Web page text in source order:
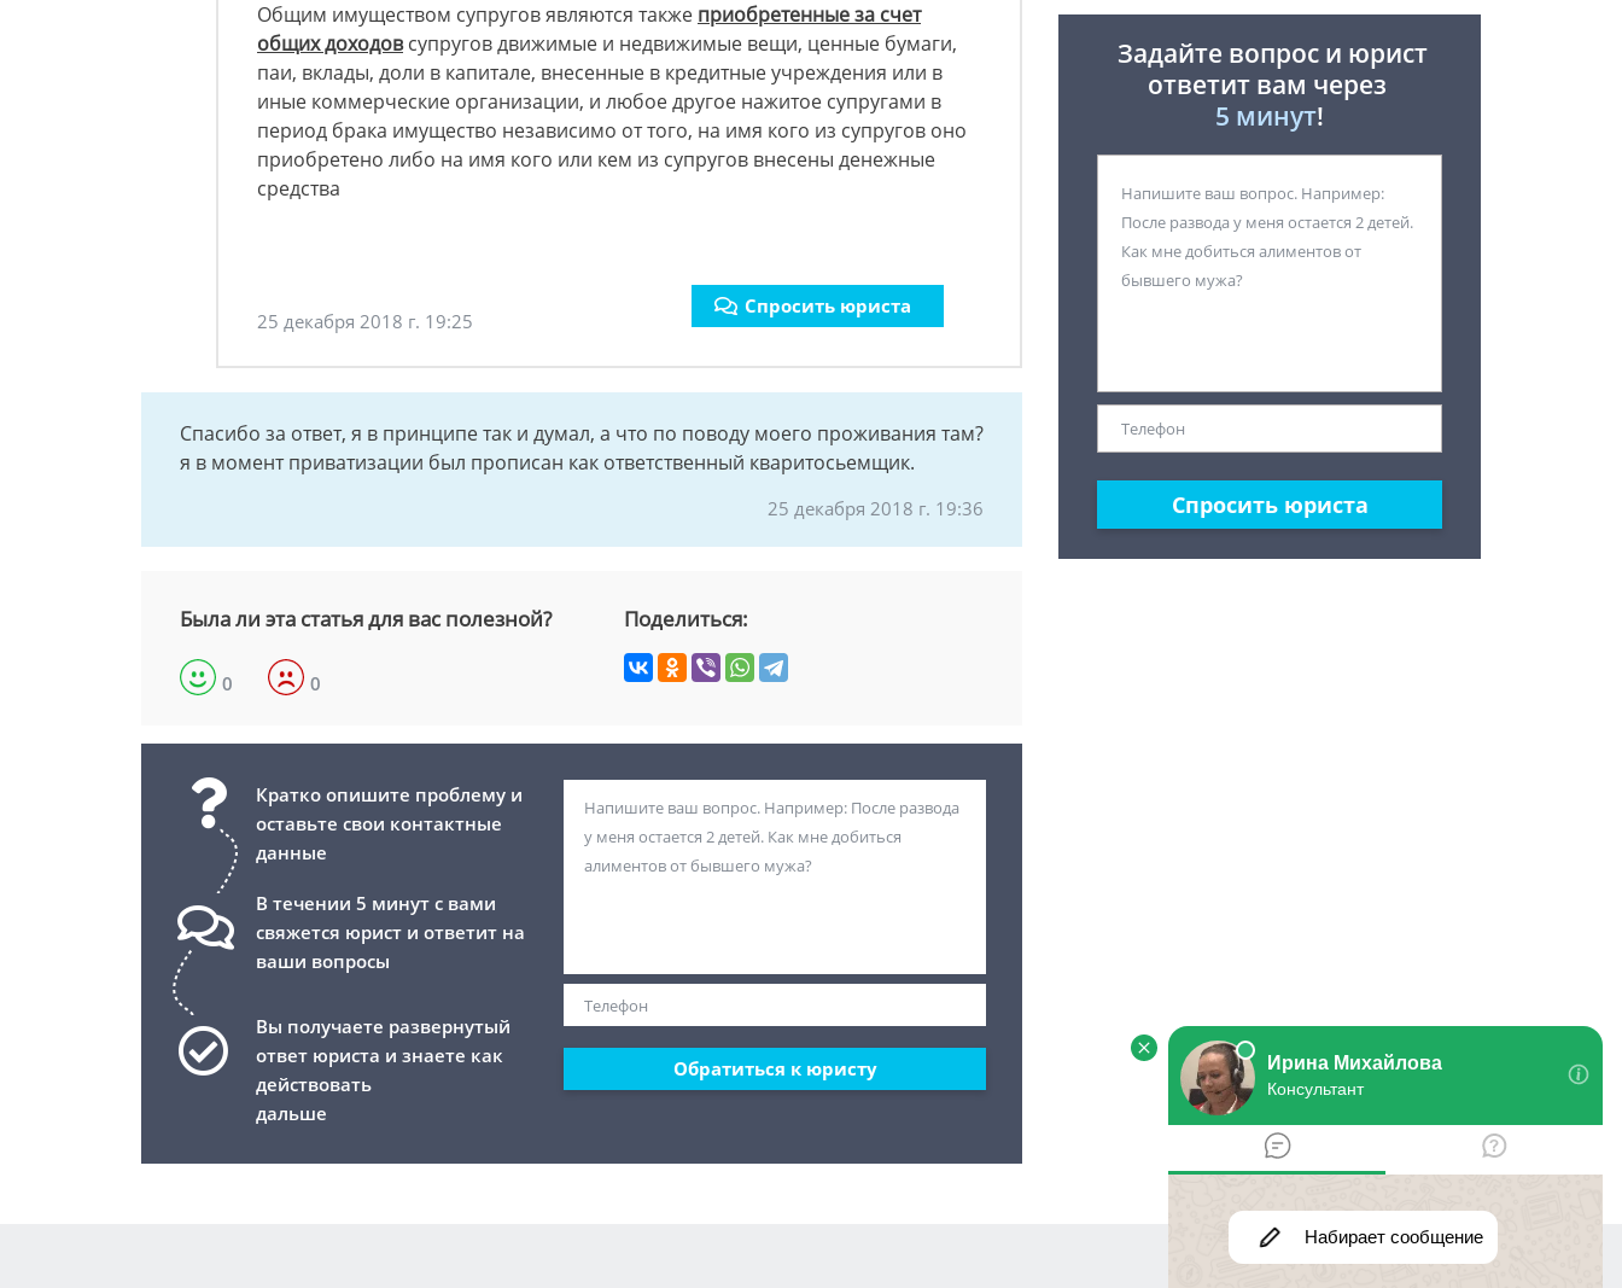
Общим имуществом супругов являются также приобретенные за счет
общих доходовсупругов движимые и недвижимые вещи, ценные бумаги,
паи, вклады, доли в капитале, внесенные в кредитные учреждения или в
иные коммерческие организации, и любое другое нажитое супругами в
период брака имущество независимо от того, на имя кого из супругов оно
приобретено либо на имя кого или кем из супругов внесены денежные
средства
25 декабря 2018 г. 19:25
Спросить юриста
Спасибо за ответ, я в принципе так и думал, а что по поводу моего проживания там?
я в момент приватизации был прописан как ответственный кваритосьемщик.
25 декабря 2018 г. 19:36
Была ли эта статья для вас полезной?
0 0
Поделиться:
Кратко опишите проблему и
оставьте свои контактные
данные
В течении 5 минут с вами
свяжется юрист и ответит на
ваши вопросы
Вы получаете развернутый
ответ юриста и знаете как
действовать
дальше
Обратиться к юристу
Задайте вопрос и юрист
ответит вам через
5 минут!
Спросить юриста